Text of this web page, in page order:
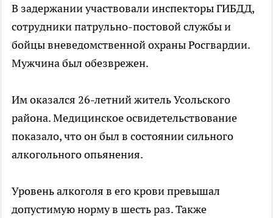
В задержании участвовали инспекторы ГИБДД,
сотрудники патрульно-постовой службы и
бойцы вневедомственной охраны Росгвардии.
Мужчина был обезврежен.
Им оказался 26-летний житель Усольского
района. Медицинское освидетельствование
показало, что он был в состоянии сильного
алкогольного опьянения.
Уровень алкоголя в его крови превышал
допустимую норму в шесть раз. Также